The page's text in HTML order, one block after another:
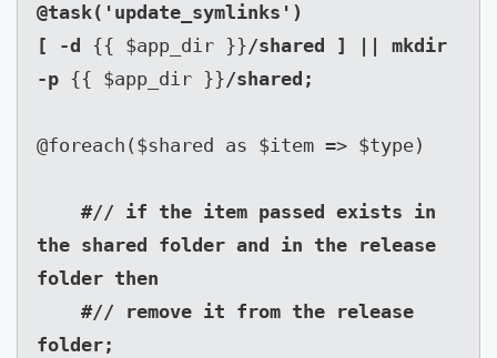
@task('update_symlinks')
[ -d {{ $app_dir }}/shared ] || mkdir
-p {{ $app_dir }}/shared;
@foreach($shared as $item => $type)
#// if the item passed exists in
the shared folder and in the release
folder then
folder;